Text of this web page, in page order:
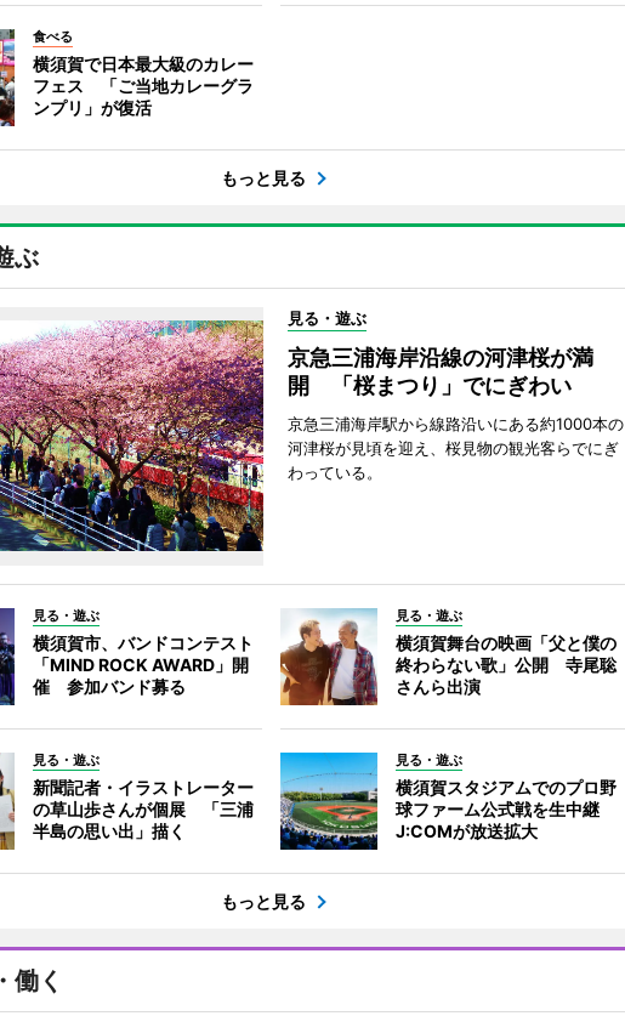
食べる
横須賀で日本最大級のカレー
フェス 「ご当地カレーグラ
ンプリ」が復活
もっと見る
ぶ
見る・遊ぶ
京急三浦海岸沿線の河津桜が満
開 「桜まつり」でにぎわい
京急三浦海岸駅から線路沿いにある約1000本の
河津桜が見頃を迎え、桜見物の観光客らでにぎ
わっている。
見る・遊ぶ
横須賀市、バンドコンテスト
「MIND ROCK AWARD」開
催 参加バンド募る
見る・遊ぶ
横須賀舞台の映画「父と僕の
終わらない歌」公開 寺尾聡
さんら出演
見る・遊ぶ
新聞記者・イラストレーター
の草山歩さんが個展 「三浦
半島の思い出」描く
見る・遊ぶ
横須賀スタジアムでのプロ野
球ファーム公式戦を生中継
J:COMが放送拡大
もっと見る
働く